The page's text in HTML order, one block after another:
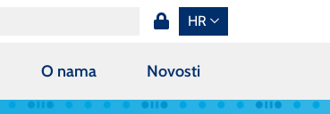
HR
O nama Novosti